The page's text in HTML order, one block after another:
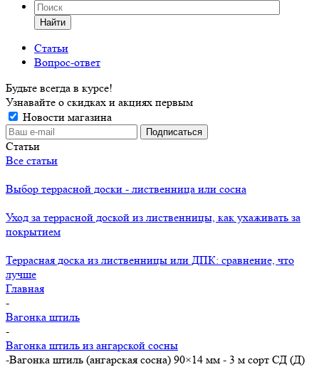
Найти
Статьи
Вопрос-ответ
Будьте всегда в курсе!
Узнавайте о скидках и акциях первым
Новости магазина
Статьи
Все статьи
Выбор террасной доски - лиственница или сосна
Уход за террасной доской из лиственницы, как ухаживать за
покрытием
Террасная доска из лиственницы или ДПК: сравнение, что
лучше
Главная
-
Вагонка штиль
-
Вагонка штиль из ангарской сосны
-Вагонка штиль (ангарская сосна) 90×14 мм - 3 м сорт СД (Д)